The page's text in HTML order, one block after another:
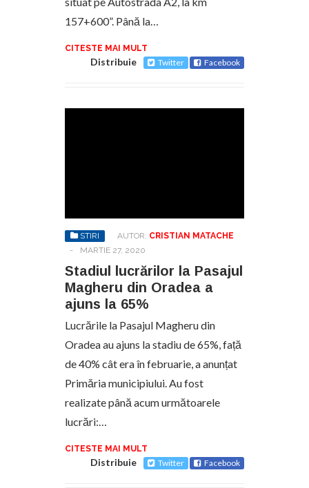
157+600”. Până la…
CITESTE MAI MULT
Distribuie Twitter Facebook
STIRI AUTOR: CRISTIAN MATACHE
-
MARTIE 27, 2020
Stadiul lucrărilor la Pasajul
Magheru din Oradea a
ajuns la 65%
Lucrările la Pasajul Magheru din
Oradea au ajuns la stadiu de 65%, față
de 40% cât era în februarie, a anunțat
Primăria municipiului. Au fost
realizate până acum următoarele
lucrări:…
CITESTE MAI MULT
Distribuie Twitter Facebook